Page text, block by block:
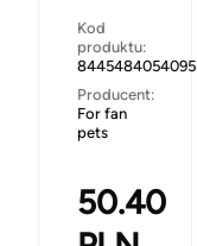
Kod
produktu:
8445484054095
Producent:
For fan
pets
50.40